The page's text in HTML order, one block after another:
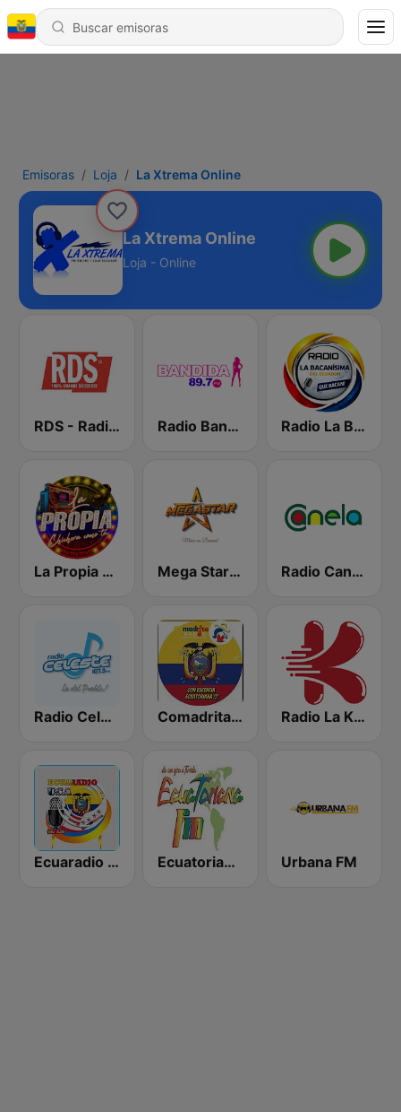
Emisoras Loja La Xtrema Online
La Xtrema Online
Loja - Online
RDS - Radio Dimensione Suono Radio Bandida Radio La Bacanisima del Ecuador
La Propia Valencia Mega Star Cuenca Radio Canela Morona Santiago
Radio Celeste Ambato Comadrita Radio Radio La Kariñosa 98.1 FM
Ecuaradio USA Ecuatoriana FM Urbana FM